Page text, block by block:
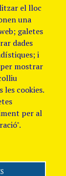
el lloc
una
galetes
dades
i
mostrar
les cookies.
per al